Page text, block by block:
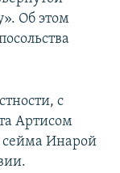
Об этом
с
Артисом
сейма Инарой